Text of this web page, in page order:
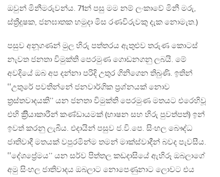
ඔවුන් මිනීමරුවන්ය. 71න් පසු මම නම් ලංකාවේ මිනී මරු,
ස්ත්‍රීදූෂක, ජනඝාතක හමුදා මිස රණවිරුවකු දැක නොමැත.)
පසුව අනූගණන් මුල හිරු පත්තරය ඇතුළුව තරුණ කොටස්
නැවත ජනතා විමුක්ති පෙරමුණ ගොඩනගනු ලබයි. මේ
අවදියේ ඔබ අප දන්නා පරිදි උතුර ගිනිගෙන තිබුණි. ඉතින්
‛‛උතුරේ පවතින්නේ ජනවාර්ගික ප්‍රශ්නයක් නොව
ත්‍රස්තවාදයකි’’ යන ජනතා විමුක්ති පෙරමුණ මතයට එරෙහිවූ
එහි ක්‍රිියාකාරීන් කණ්ඩායමක් (භාෂන සහ හිරු පුවත්පත්) ඉන්
ඉවත් කරනු ලැබීය. එදායින් පසුව ජ.වි.පෙ. සිංහල බෞද්ධ
ජාතිවාදී මතයක් වපුරමින්ම තමන් මාක්ස්වාදීන් බවද පැවසීය.
‛‛දේශප්‍රේමය’’ යන සර්ව පිත්තල කඩදාසියේ ඇහිරූ ඔබලාගේ
අමු සිංහල ජාතිවාදය ඔබලාට නොපෙණුනාට ලොවට එය